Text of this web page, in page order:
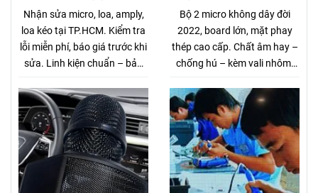
– Loa Kéo Tại TP.HCM |
Kiểm Tra Miễn Phí
Nhận sửa micro, loa, amply,
loa kéo tại TP.HCM. Kiểm tra
lỗi miễn phí, báo giá trước khi
sửa. Linh kiện chuẩn – bảo
168 162.
cấp – Giá chỉ 980K
Bộ 2 micro không dây đời
2022, board lớn, mặt phay
thép cao cấp. Chất âm hay –
chống hú – kèm vali nhôm.
tại Võ Văn Tần, Q3.